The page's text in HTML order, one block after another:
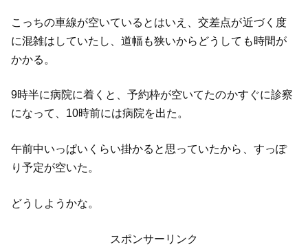
こっちの車線が空いているとはいえ、交差点が近づく度
に混雑はしていたし、道幅も狭いからどうしても時間が
かかる。
9時半に病院に着くと、予約枠が空いてたのかすぐに診察
になって、10時前には病院を出た。
午前中いっぱいくらい掛かると思っていたから、すっぽ
り予定が空いた。
どうしようかな。
スポンサーリンク